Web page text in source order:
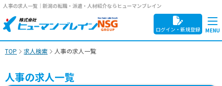
人事の求人一覧｜新潟の転職・派遣・人材紹介ならヒューマンブレイン
ログイン・新規登録
TOP 求人検索 人事の求人一覧
人事の求人一覧